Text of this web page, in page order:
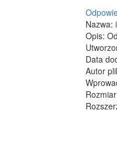
Nazwa:
Opis:
Data
Autor